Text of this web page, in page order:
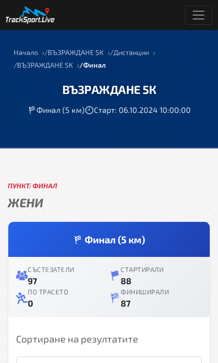
Начало ВЪЗРАЖДАНЕ 5К
Дистанции
ВЪЗРАЖДАНЕ 5К
Финал
ВЪЗРАЖДАНЕ 5К
Финал (5 км) Старт: 06.10.2024 10:00:00
ПУНКТ: ФИНАЛ
ЖЕНИ
Финал (5 км)
СЪСТЕЗАТЕЛИ
97
СТАРТИРАЛИ
88
ПО ТРАСЕТО
0
ФИНИШИРАЛИ
87
Сортиране на резултатите